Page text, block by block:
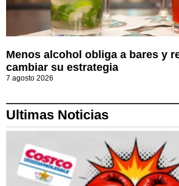
Menos alcohol obliga a bares y
cambiar su estrategia
7 agosto 2026
Ultimas Noticias